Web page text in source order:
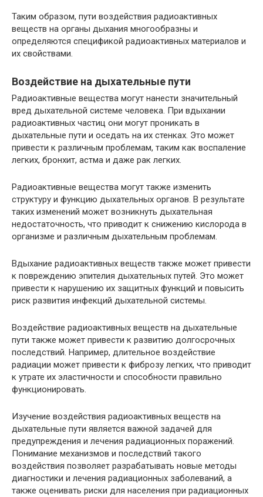
Таким образом, пути воздействия радиоактивных
веществ на органы дыхания многообразны и
определяются спецификой радиоактивных материалов и
их свойствами.
Воздействие на дыхательные пути
Радиоактивные вещества могут нанести значительный
вред дыхательной системе человека. При вдыхании
радиоактивных частиц они могут проникать в
дыхательные пути и оседать на их стенках. Это может
привести к различным проблемам, таким как воспаление
легких, бронхит, астма и даже рак легких.
Радиоактивные вещества могут также изменить
структуру и функцию дыхательных органов. В результате
таких изменений может возникнуть дыхательная
недостаточность, что приводит к снижению кислорода в
организме и различным дыхательным проблемам.
Вдыхание радиоактивных веществ также может привести
к повреждению эпителия дыхательных путей. Это может
привести к нарушению их защитных функций и повысить
риск развития инфекций дыхательной системы.
Воздействие радиоактивных веществ на дыхательные
пути также может привести к развитию долгосрочных
последствий. Например, длительное воздействие
радиации может привести к фиброзу легких, что приводит
к утрате их эластичности и способности правильно
функционировать.
Изучение воздействия радиоактивных веществ на
дыхательные пути является важной задачей для
предупреждения и лечения радиационных поражений.
Понимание механизмов и последствий такого
воздействия позволяет разрабатывать новые методы
диагностики и лечения радиационных заболеваний, а
также оценивать риски для населения при радиационных